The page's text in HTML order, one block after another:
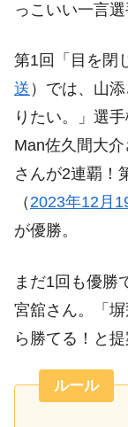
っこいい一言選
第1回「目を閉
送 ）では、山
りたい。」選手
Man佐久間大
さんが2連覇！
（ 2023年12月
が優勝。
まだ1回も優勝
宮舘さん。「
ら勝てる！と提
ルール